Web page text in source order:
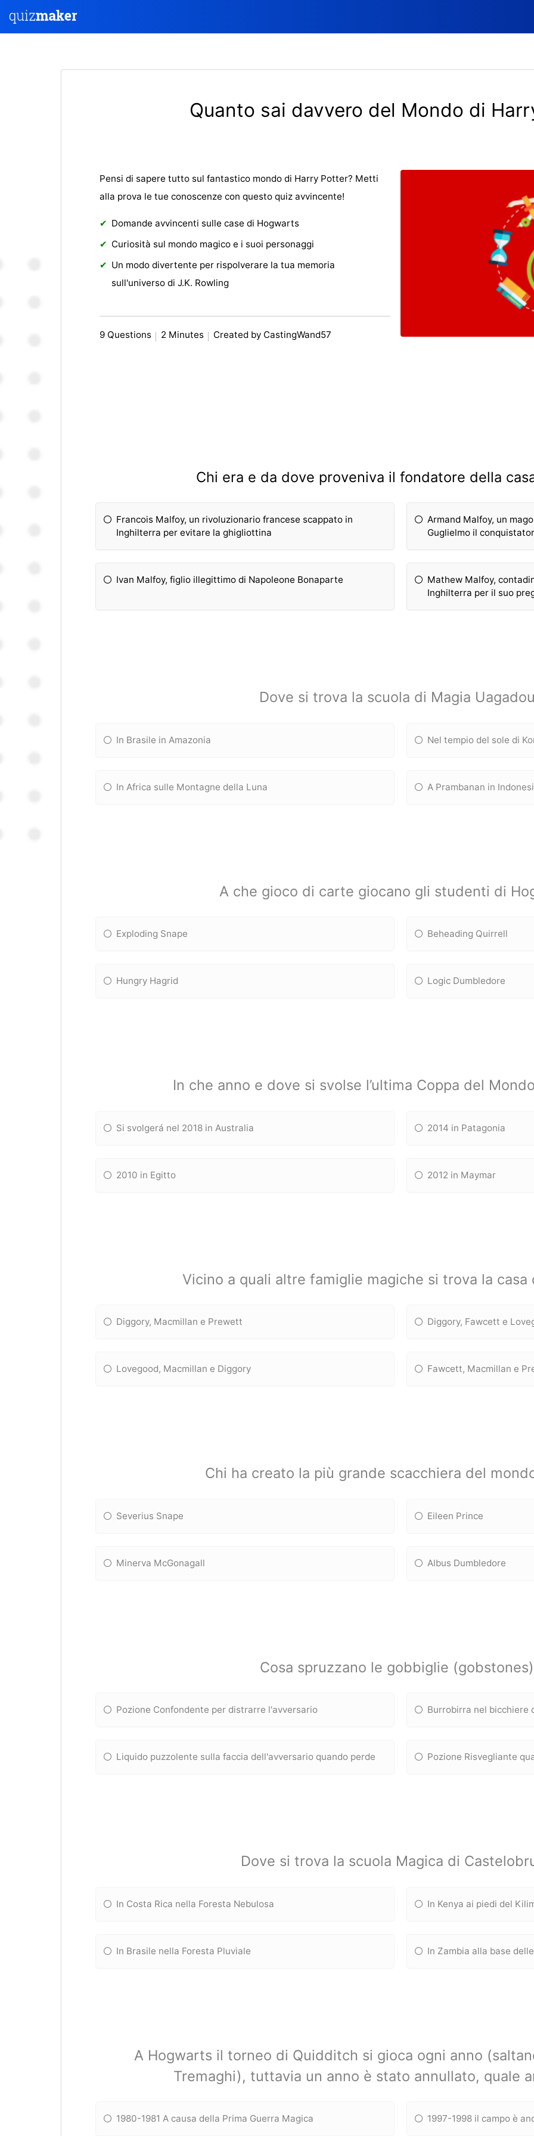
Quanto sai davvero del Mondo di
Pensi di sapere tutto sul fantastico mondo di Harry Potter? Metti
alla prova le tue conoscenze con questo quiz avvincente!
Domande avvincenti sulle case di Hogwarts
Curiosità sul mondo magico e i suoi personaggi
Un modo divertente per rispolverare la tua memoria
sull'universo di J.K. Rowling
9 Questions 2 Minutes Created by CastingWand57
Chi era e da dove proveniva il fondatore della
Francois Malfoy, un rivoluzionario francese scappato in
Inghilterra per evitare la ghigliottina
Armand Malfoy, un
Guglielmo il
Ivan Malfoy, figlio illegittimo di Napoleone Bonaparte
Mathew Malfoy,
Inghilterra per il suo
Dove si trova la scuola di Magia
In Brasile in Amazonia Nel tempio del sole di
In Africa sulle Montagne della Luna A Prambanan in
A che gioco di carte giocano gli studenti di
Exploding Snape Beheading Quirrell
Hungry Hagrid Logic Dumbledore
In che anno e dove si svolse l’ultima Coppa del
Si svolgerá nel 2018 in Australia 2014 in Patagonia
2010 in Egitto 2012 in Maymar
Vicino a quali altre famiglie magiche si trova la casa
Diggory, Macmillan e Prewett Diggory, Fawcett e
Lovegood, Macmillan e Diggory Fawcett, Macmillan e
Chi ha creato la più grande scacchiera del
Severius Snape Eileen Prince
Minerva McGonagall Albus Dumbledore
Cosa spruzzano le gobbiglie
Pozione Confondente per distrarre l'avversario Burrobirra nel bicchiere
Liquido puzzolente sulla faccia dell'avversario quando perde Pozione Risvegliante
Dove si trova la scuola Magica di
In Costa Rica nella Foresta Nebulosa In Kenya ai piedi del
In Brasile nella Foresta Pluviale In Zambia alla base
A Hogwarts il torneo di Quidditch si gioca ogni anno
Tremaghi), tuttavia un anno è stato annullato, quale
1980-1981 A causa della Prima Guerra Magica 1997-1998 il campo è